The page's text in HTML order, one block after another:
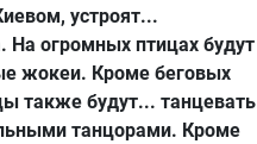
устроят...
На огромных птицах будут
жокеи. Кроме беговых
также будут... танцевать
танцорами. Кроме